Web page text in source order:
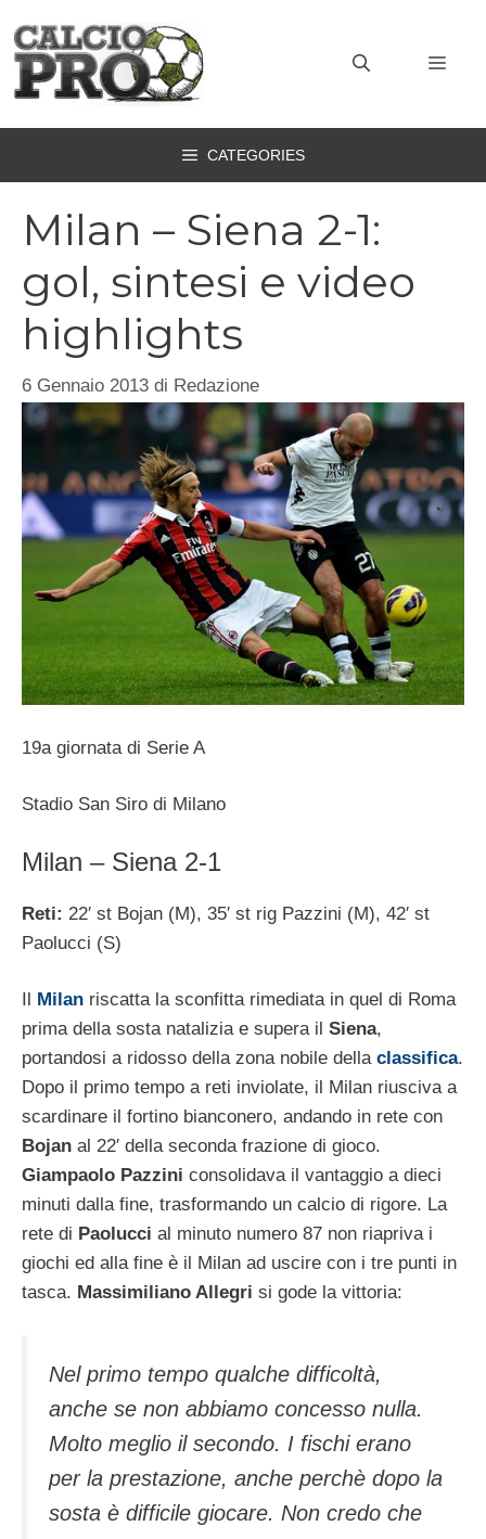
contenuto
CATEGORIES
Milan – Siena 2-1:
gol, sintesi e video
highlights
6 Gennaio 2013 di Redazione
19a giornata di Serie A
Stadio San Siro di Milano
Milan – Siena 2-1
Reti: 22′ st Bojan (M), 35′ st rig Pazzini (M), 42′ st
Paolucci (S)
Milan riscatta la sconfitta rimediata in quel di Roma
prima della sosta natalizia e supera il Siena,
portandosi a ridosso della zona nobile della classifica.
Dopo il primo tempo a reti inviolate, il Milan riusciva a
scardinare il fortino bianconero, andando in rete con
Bojan al 22′ della seconda frazione di gioco.
Giampaolo Pazzini consolidava il vantaggio a dieci
minuti dalla fine, trasformando un calcio di rigore. La
rete di Paolucci al minuto numero 87 non riapriva i
giochi ed alla fine è il Milan ad uscire con i tre punti in
tasca. Massimiliano Allegri si gode la vittoria:
Nel primo tempo qualche difficoltà,
anche se non abbiamo concesso nulla.
Molto meglio il secondo. I fischi erano
per la prestazione, anche perchè dopo la
sosta è difficile giocare. Non credo che